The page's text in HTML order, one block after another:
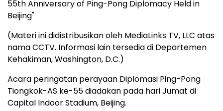
55th Anniversary of Ping-Pong Diplomacy Held in
Beijing"
(Materi ini didistribusikan oleh MediaLinks TV, LLC atas
nama CCTV. Informasi lain tersedia di Departemen
Kehakiman, Washington, D.C.)
Acara peringatan perayaan Diplomasi Ping-Pong
Tiongkok-AS ke-55 diadakan pada hari Jumat di
Capital Indoor Stadium, Beijing.